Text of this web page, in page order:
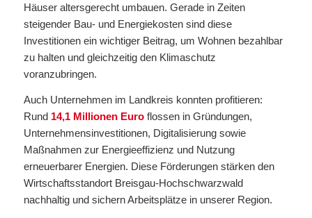
Häuser altersgerecht umbauen. Gerade in Zeiten
steigender Bau- und Energiekosten sind diese
Investitionen ein wichtiger Beitrag, um Wohnen bezahlbar
zu halten und gleichzeitig den Klimaschutz
voranzubringen.
Auch Unternehmen im Landkreis konnten profitieren:
Rund 14,1 Millionen Euroflossen in Gründungen,
Unternehmensinvestitionen, Digitalisierung sowie
Maßnahmen zur Energieeffizienz und Nutzung
erneuerbarer Energien. Diese Förderungen stärken den
Wirtschaftsstandort Breisgau-Hochschwarzwald
nachhaltig und sichern Arbeitsplätze in unserer Region.